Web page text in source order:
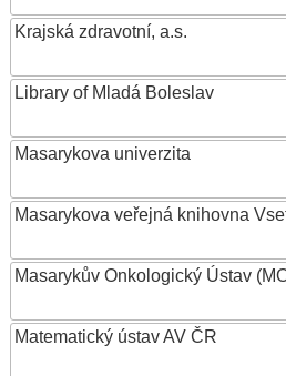
Krajská zdravotní, a.s.
Library of Mladá Boleslav
Masarykova univerzita
Masarykova veřejná knihovna
Masarykův Onkologický Ústav
Matematický ústav AV ČR